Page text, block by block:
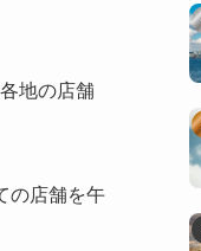
地の店舗
の店舗を午